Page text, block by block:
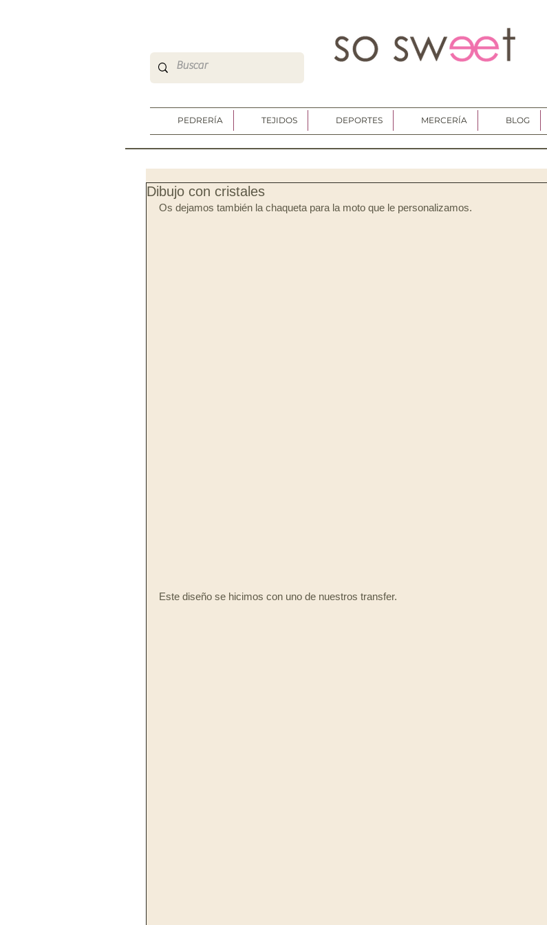
So Sweet Complementos Shop Online
http://www.sosweetshoponline.com
PEDRERÍA TEJIDOS DEPORTES MERCERÍA BLOG
Dibujo con cristales
Os dejamos también la chaqueta para la moto que le personalizamos.
Este diseño se hicimos con uno de nuestros transfer.